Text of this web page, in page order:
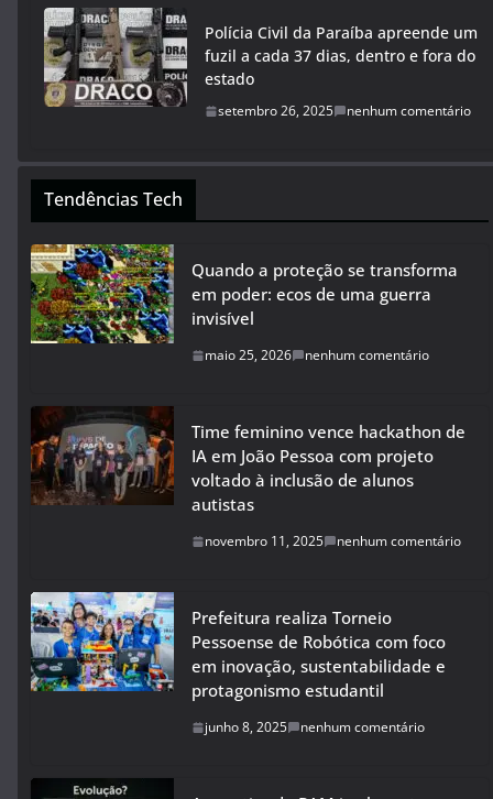
Polícia Civil da Paraíba apreende um
fuzil a cada 37 dias, dentro e fora do
estado
setembro 26, 2025 nenhum comentário
Tendências Tech
Quando a proteção se transforma
em poder: ecos de uma guerra
invisível
maio 25, 2026 nenhum comentário
Time feminino vence hackathon de
IA em João Pessoa com projeto
voltado à inclusão de alunos
autistas
novembro 11, 2025 nenhum comentário
Prefeitura realiza Torneio
Pessoense de Robótica com foco
em inovação, sustentabilidade e
protagonismo estudantil
junho 8, 2025 nenhum comentário